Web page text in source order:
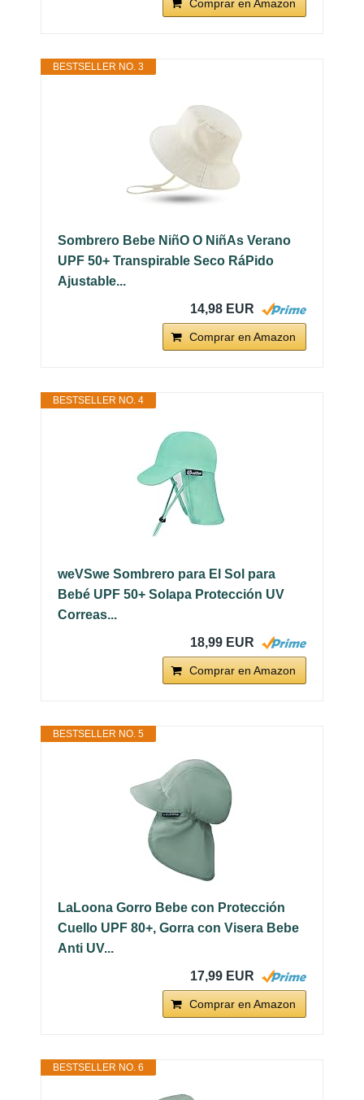
Comprar en Amazon
BESTSELLER NO. 3
Sombrero Bebe NiñO O NiñAs Verano
UPF 50+ Transpirable Seco RáPido
Ajustable...
14,98 EUR
Comprar en Amazon
BESTSELLER NO. 4
weVSwe Sombrero para El Sol para
Bebé UPF 50+ Solapa Protección UV
Correas...
18,99 EUR
Comprar en Amazon
BESTSELLER NO. 5
LaLoona Gorro Bebe con Protección
Cuello UPF 80+, Gorra con Visera Bebe
Anti UV...
17,99 EUR
Comprar en Amazon
BESTSELLER NO. 6